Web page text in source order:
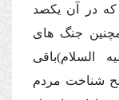
در آن یكصد
جنگ هاى
السلام)باقى
شناخت مردم